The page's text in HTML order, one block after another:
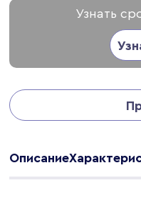
Узнать
Описание